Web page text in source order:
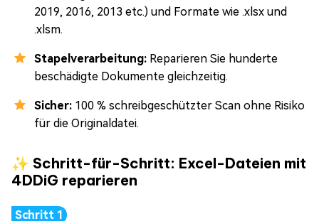
2019, 2016, 2013 etc.) und Formate wie .xlsx und
.xlsm.
Stapelverarbeitung: Reparieren Sie hunderte
beschädigte Dokumente gleichzeitig.
Sicher: 100 % schreibgeschützter Scan ohne Risiko
für die Originaldatei.
✨ Schritt-für-Schritt: Excel-Dateien mit
4DDiG reparieren